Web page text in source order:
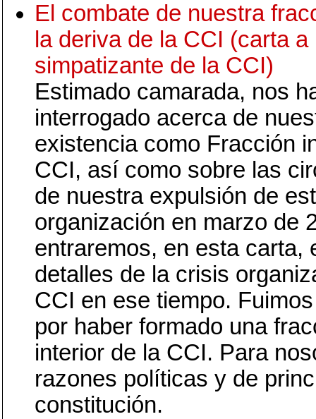
El combate de nuestra
la deriva de la CCI (carta a
simpatizante de la CCI)
Estimado camarada, nos
interrogado acerca de
existencia como Fracción
CCI, así como sobre las
de nuestra expulsión de
organización en marzo de
entraremos, en esta carta,
detalles de la crisis
CCI en ese tiempo.
por haber formado una
interior de la CCI. Para
razones políticas y de
constitución.